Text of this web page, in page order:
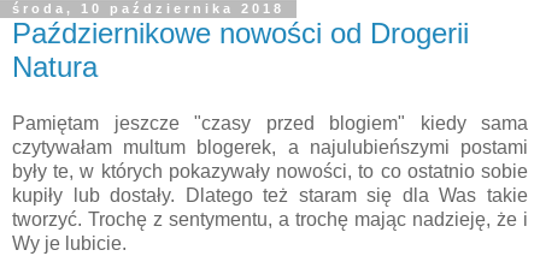
środa, 10 października 2018
Październikowe nowości od Drogerii
Natura
Pamiętam jeszcze "czasy przed blogiem" kiedy sama
czytywałam multum blogerek, a najulubieńszymi postami
były te, w których pokazywały nowości, to co ostatnio sobie
kupiły lub dostały. Dlatego też staram się dla Was takie
tworzyć. Trochę z sentymentu, a trochę mając nadzieję, że i
Wy je lubicie.